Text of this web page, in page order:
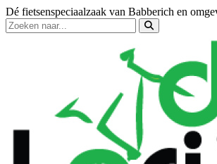
Dé fietsenspeciaalzaak van Babberich en